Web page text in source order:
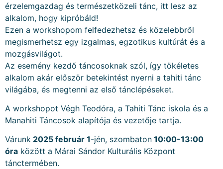
érzelemgazdag és természetközeli tánc, itt lesz az
alkalom, hogy kipróbáld!
Ezen a workshopom felfedezhetsz és közelebbről
megismerhetsz egy izgalmas, egzotikus kultúrát és a
mozgásvilágot.
Az esemény kezdő táncosoknak szól, így tökéletes
alkalom akár először betekintést nyerni a tahiti tánc
világába, és megtenni az első tánclépéseket.
A workshopot Végh Teodóra, a Tahiti Tánc iskola és a
Manahiti Táncosok alapítója és vezetője tartja.
Várunk 2025 február 1-jén, szombaton 10:00-13:00
óra között a Márai Sándor Kulturális Központ
tánctermében.